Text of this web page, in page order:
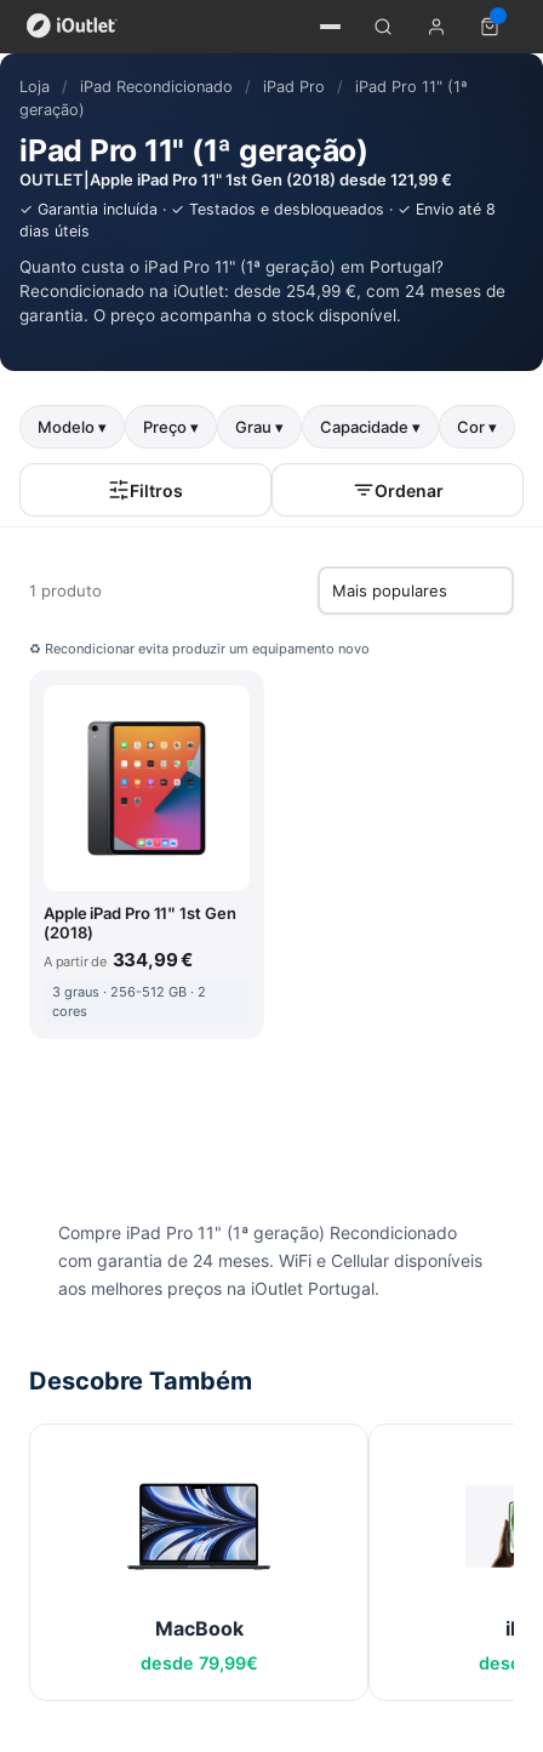
Loja / iPad Recondicionado / iPad Pro /
iPad Pro 11" (1ª
geração)
iPad Pro 11" (1ª geração)
OUTLET|Apple iPad Pro 11" 1st Gen (2018) desde 121,99 €
✓ Garantia incluída · ✓ Testados e desbloqueados · ✓ Envio até 8
dias úteis
Quanto custa o iPad Pro 11" (1ª geração) em Portugal?
Recondicionado na iOutlet: desde 254,99 €, com 24 meses de
garantia. O preço acompanha o stock disponível.
Modelo ▾ Preço ▾ Grau ▾ Capacidade ▾ Cor ▾
Filtros Ordenar
1 produto
♻ Recondicionar evita produzir um equipamento novo
Apple iPad Pro 11" 1st Gen
(2018)
A partir de 334,99 €
3 graus · 256-512 GB · 2
cores
Compre iPad Pro 11" (1ª geração) Recondicionado
com garantia de 24 meses. WiFi e Cellular disponíveis
aos melhores preços na iOutlet Portugal.
Descobre Também
MacBook
desde 79,99€ desde